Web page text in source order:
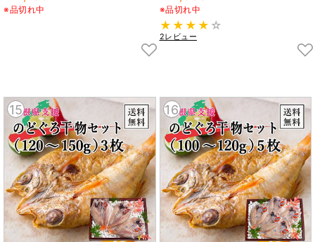
※品切れ中 ※品切れ中
2レビュー
15 16